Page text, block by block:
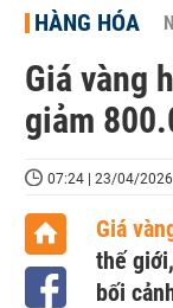
HÀNG HÓA
Giá vàng
giảm
07:24 | 23/04/2026
Giá
thế
bối